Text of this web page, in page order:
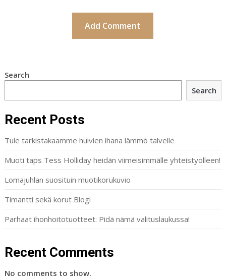
Search
Search
Recent Posts
Tule tarkistakaamme huivien ihana lämmö talvelle
Muoti taps Tess Holliday heidän viimeisimmälle yhteistyölleen!
Lomajuhlan suosituin muotikorukuvio
Timantti sekä korut Blogi
Parhaat ihonhoitotuotteet: Pidä nämä valituslaukussa!
Recent Comments
No comments to show.